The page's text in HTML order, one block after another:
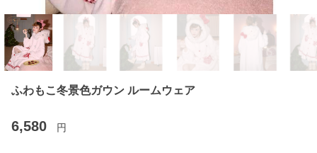
ふわもこ冬景色ガウン ルームウェア
6,580 円